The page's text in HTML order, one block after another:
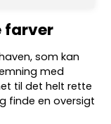
farver
som kan
med
til det helt rette
finde en oversigt